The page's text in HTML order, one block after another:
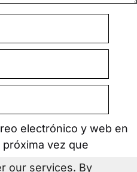
electrónico y web en
vez que
our services. By